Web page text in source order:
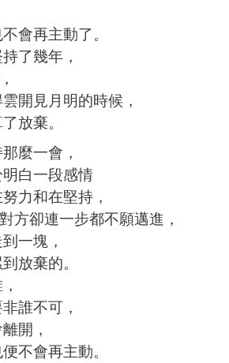
會再主動了。
了幾年，
開見月明的時候，
放棄。
麼一會，
白一段感情
力和在堅持，
方卻連一步都不願邁進，
一塊，
放棄的。
誰不可，
開，
不會再主動。